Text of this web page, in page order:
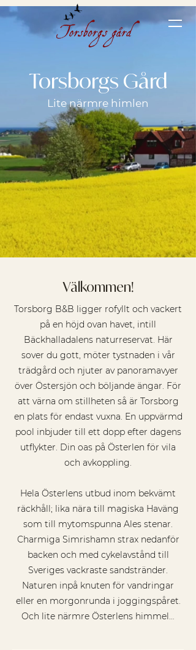
Torsborgs Gård
Lite närmre himlen
Välkommen!
Torsborg B&B ligger rofyllt och vackert
på en höjd ovan havet, intill
Bäckhalladalens naturreservat. Här
sover du gott, möter tystnaden i vår
trädgård och njuter av panoramavyer
över Östersjön och böljande ängar. För
att värna om stillheten så är Torsborg
en plats för endast vuxna. En uppvärmd
pool inbjuder till ett dopp efter dagens
utflykter. Din oas på Österlen för vila
och avkoppling.
Hela Österlens utbud inom bekvämt
räckhåll; lika nära till magiska Haväng
som till mytomspunna Ales stenar.
Charmiga Simrishamn strax nedanför
backen och med cykelavstånd till
Sveriges vackraste sandstränder.
Naturen inpå knuten för vandringar
eller en morgonrunda i joggingspåret.
Och lite närmre Österlens himmel…